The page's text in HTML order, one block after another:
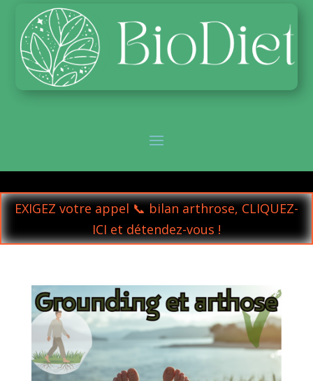
EXIGEZ votre appel 📞 bilan arthrose, CLIQUEZ-
ICI et détendez-vous !